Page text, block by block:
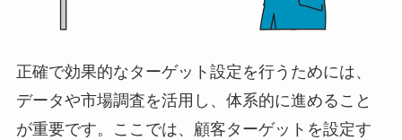
正確で効果的なターゲット設定を行うためには、
データや市場調査を活用し、体系的に進めること
が重要です。ここでは、顧客ターゲットを設定す